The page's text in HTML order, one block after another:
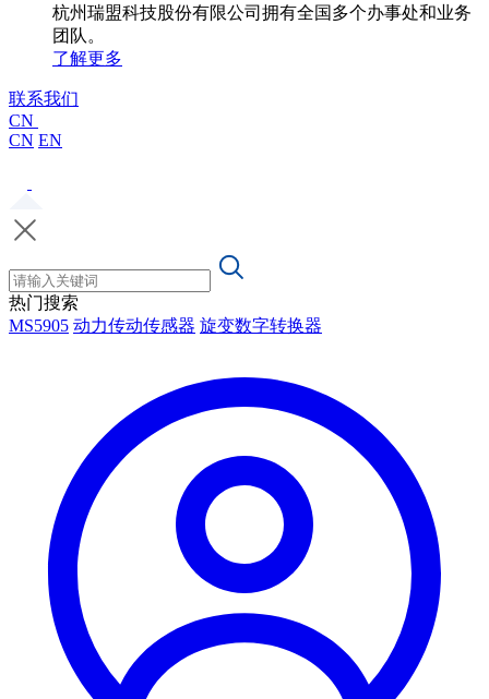
杭州瑞盟科技股份有限公司拥有全国多个办事处和业务
团队。
了解更多
联系我们
CN
CN EN
热门搜索
MS5905 动力传动传感器 旋变数字转换器